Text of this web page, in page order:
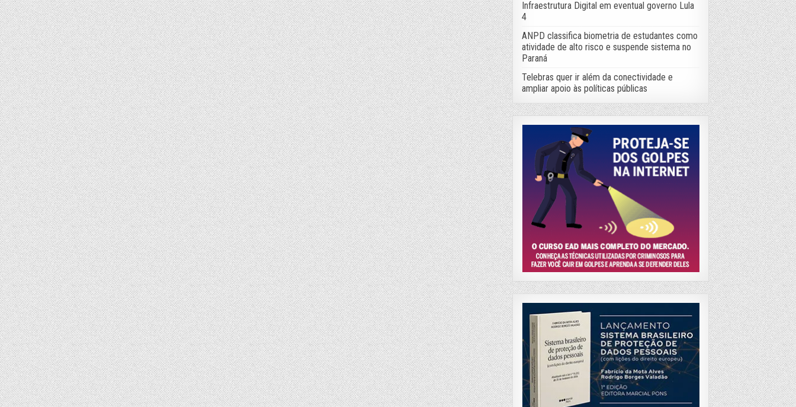
Infraestrutura Digital em eventual governo Lula
4
ANPD classifica biometria de estudantes como
atividade de alto risco e suspende sistema no
Paraná
Telebras quer ir além da conectividade e
ampliar apoio às políticas públicas